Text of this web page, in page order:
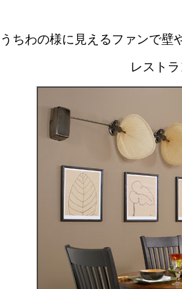
ちわの様に見えるファンで壁
レスト